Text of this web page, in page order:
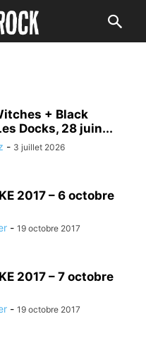
+ Black
Docks, 28 juin...
- 3 juillet 2026
2017 – 6 octobre
- 19 octobre 2017
2017 – 7 octobre
- 19 octobre 2017